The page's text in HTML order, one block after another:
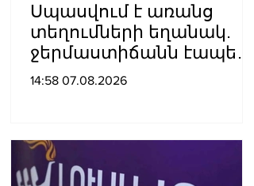
Սպասվում է առանց
տեղումների եղանակ.
ջերմաստիճանն էապես
չի փոխվի
14:58 07.08.2026